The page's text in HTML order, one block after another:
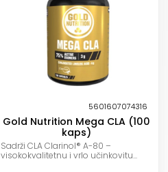
5601607074316
Gold Nutrition Mega CLA (100
kaps)
Sadrži CLA Clarinol® A-80 –
visokokvalitetnu i vrlo učinkovitu...